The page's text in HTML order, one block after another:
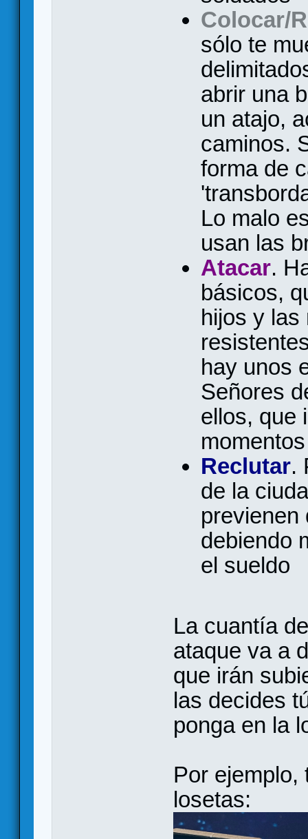
Colocar/
sólo te
abrir una
un atajo,
caminos.
forma de
Lo malo
usan las
Atacar.
básicos,
hijos y las
hay unos
Señores
ellos, que
momentos
Reclutar.
de la
previenen
debiendo
el sueldo
La cuantía
ataque va a
que irán
las decides
ponga en la
Por ejemplo,
losetas: